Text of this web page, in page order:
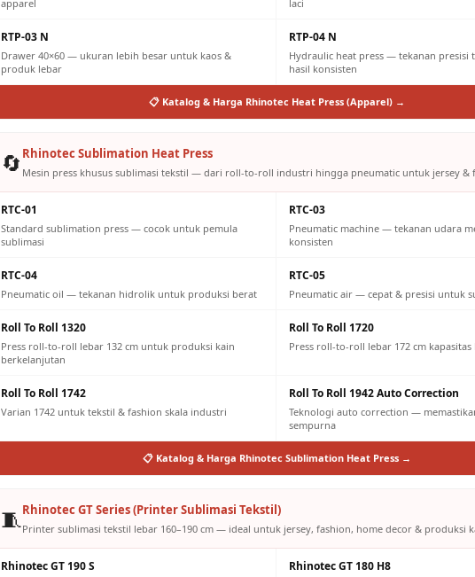
apparel
laci
RTP-03 N
Drawer 40×60 — ukuran lebih besar untuk kaos &
produk lebar
RTP-04 N
Hydraulic heat press — tekanan presisi
hasil konsisten
📋 Katalog & Harga Rhinotec Heat Press (Apparel) →
🔄 Rhinotec Sublimation Heat Press
Mesin press khusus sublimasi tekstil — dari roll-to-roll industri hingga pneumatic untuk jersey &
RTC-01
Standard sublimation press — cocok untuk pemula
sublimasi
RTC-03
Pneumatic machine — tekanan udara
konsisten
RTC-04
Pneumatic oil — tekanan hidrolik untuk produksi berat
RTC-05
Pneumatic air — cepat & presisi untuk
Roll To Roll 1320
Press roll-to-roll lebar 132 cm untuk produksi kain
berkelanjutan
Roll To Roll 1720
Press roll-to-roll lebar 172 cm
Roll To Roll 1742
Varian 1742 untuk tekstil & fashion skala industri
Roll To Roll 1942 Auto Correction
Teknologi auto correction —
sempurna
📋 Katalog & Harga Rhinotec Sublimation Heat Press →
🧵Rhinotec GT Series (Printer Sublimasi Tekstil)
Printer sublimasi tekstil lebar 160–190 cm — ideal untuk jersey, fashion, home decor & produksi
Rhinotec GT 190 S Rhinotec GT 180 H8